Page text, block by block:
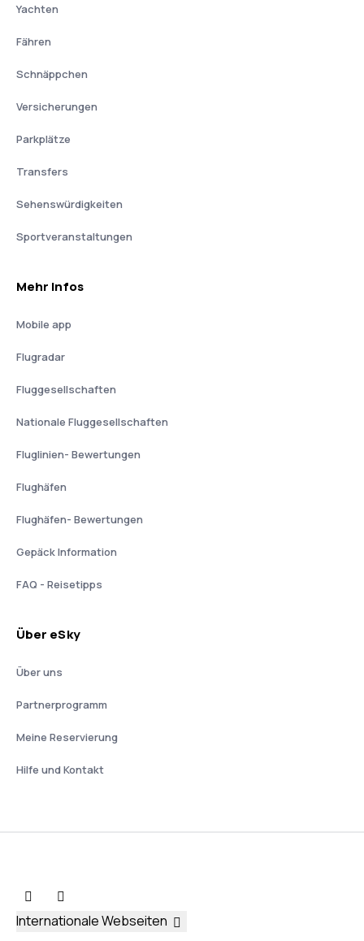
Yachten
Fähren
Schnäppchen
Versicherungen
Parkplätze
Transfers
Sehenswürdigkeiten
Sportveranstaltungen
Mehr Infos
Mobile app
Flugradar
Fluggesellschaften
Nationale Fluggesellschaften
Fluglinien- Bewertungen
Flughäfen
Flughäfen- Bewertungen
Gepäck Information
FAQ - Reisetipps
Über eSky
Über uns
Partnerprogramm
Meine Reservierung
Hilfe und Kontakt
Internationale Webseiten